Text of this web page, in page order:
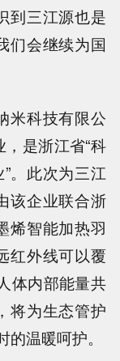
到三江源也是
们会继续为国
米科技有限公
是浙江省“科
。此次为三江
该企业联合浙
烯智能加热羽
红外线可以覆
体内部能量共
将为生态管护
温暖呵护。